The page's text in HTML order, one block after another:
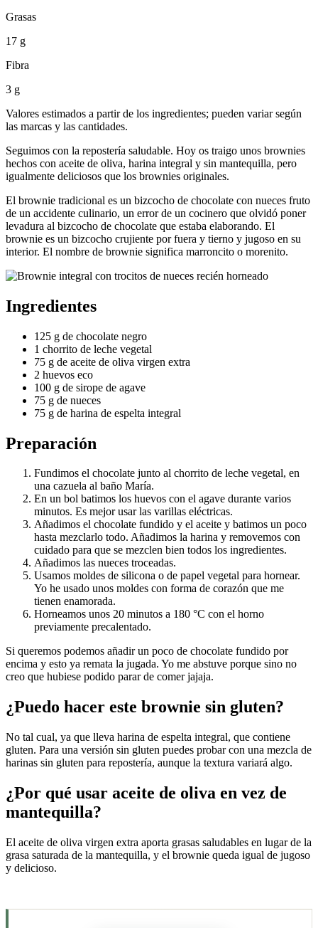
Grasas
17 g
Fibra
3 g
Valores estimados a partir de los ingredientes; pueden variar según
las marcas y las cantidades.
Seguimos con la repostería saludable. Hoy os traigo unos brownies
hechos con aceite de oliva, harina integral y sin mantequilla, pero
igualmente deliciosos que los brownies originales.
El brownie tradicional es un bizcocho de chocolate con nueces fruto
de un accidente culinario, un error de un cocinero que olvidó poner
levadura al bizcocho de chocolate que estaba elaborando. El
brownie es un bizcocho crujiente por fuera y tierno y jugoso en su
interior. El nombre de brownie significa marroncito o morenito.
Ingredientes
125 g de chocolate negro
1 chorrito de leche vegetal
75 g de aceite de oliva virgen extra
2 huevos eco
100 g de sirope de agave
75 g de nueces
75 g de harina de espelta integral
Preparación
Fundimos el chocolate junto al chorrito de leche vegetal, en
una cazuela al baño María.
En un bol batimos los huevos con el agave durante varios
minutos. Es mejor usar las varillas eléctricas.
Añadimos el chocolate fundido y el aceite y batimos un poco
hasta mezclarlo todo. Añadimos la harina y removemos con
cuidado para que se mezclen bien todos los ingredientes.
Añadimos las nueces troceadas.
Usamos moldes de silicona o de papel vegetal para hornear.
Yo he usado unos moldes con forma de corazón que me
tienen enamorada.
Horneamos unos 20 minutos a 180 °C con el horno
previamente precalentado.
Si queremos podemos añadir un poco de chocolate fundido por
encima y esto ya remata la jugada. Yo me abstuve porque sino no
creo que hubiese podido parar de comer jajaja.
¿Puedo hacer este brownie sin gluten?
No tal cual, ya que lleva harina de espelta integral, que contiene
gluten. Para una versión sin gluten puedes probar con una mezcla de
harinas sin gluten para repostería, aunque la textura variará algo.
¿Por qué usar aceite de oliva en vez de
mantequilla?
El aceite de oliva virgen extra aporta grasas saludables en lugar de la
grasa saturada de la mantequilla, y el brownie queda igual de jugoso
y delicioso.